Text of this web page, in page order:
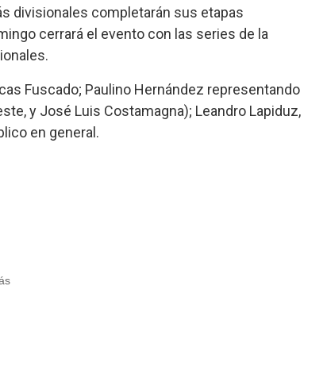
divisionales completarán sus etapas
cerrará el evento con las series de la
Fuscado; Paulino Hernández representando
y José Luis Costamagna); Leandro Lapiduz,
en general.